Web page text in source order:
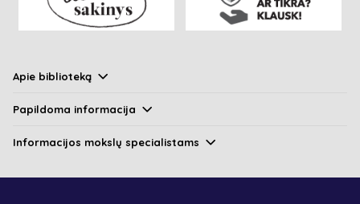
Apie biblioteką
Papildoma informacija
Informacijos mokslų specialistams